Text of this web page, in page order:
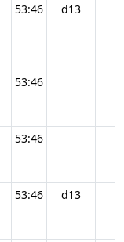
53:46 d13
53:46
53:46
53:46 d13